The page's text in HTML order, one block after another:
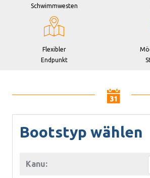
Schwimmwesten
Flexibler
Endpunkt
Bootstyp wählen
Kanu: